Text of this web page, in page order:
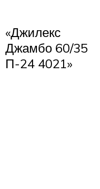
«Джилекс
Джамбо 60/35
П-24 4021»